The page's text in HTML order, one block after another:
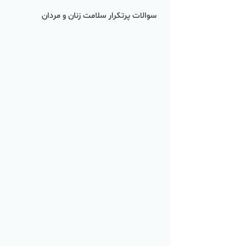
سوالات پرتکرار سلامت زنان و مردان